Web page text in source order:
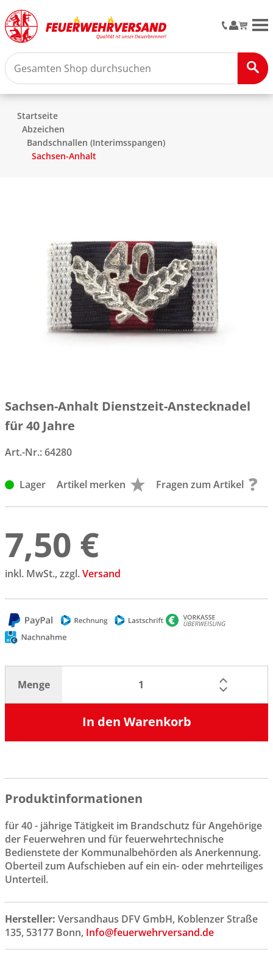
Startseite
Abzeichen
Bandschnallen (Interimsspangen)
Sachsen-Anhalt
Sachsen-Anhalt Dienstzeit-Anstecknadel
für 40 Jahre
Art.-Nr.:64280
Lager Artikel merken Fragen zum Artikel
7,50 €
inkl. MwSt., zzgl.Versand
Menge
In den Warenkorb
Produktinformationen
für 40 - jährige Tätigkeit im Brandschutz für Angehörige
der Feuerwehren und für feuerwehrtechnische
Bedienstete der Kommunalbehörden als Anerkennung.
Oberteil zum Aufschieben auf ein ein- oder mehrteiliges
Unterteil.
Hersteller: Versandhaus DFV GmbH, Koblenzer Straße
135, 53177 Bonn, Info@feuerwehrversand.de